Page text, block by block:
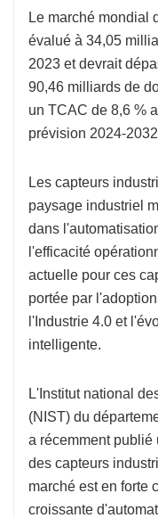
Le marché mondial
évalué à 34,05
2023 et devrait
90,46 milliards de
un TCAC de 8,6 %
prévision 2024-
Les capteurs
paysage industriel
dans
l'efficacité
actuelle pour ces
portée par
l'Industrie 4.0 et
intelligente.
L'Institut national
(NIST) du
a récemment publié
des capteurs
marché est en forte
croissante